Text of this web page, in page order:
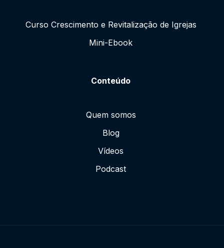
Curso Crescimento e Revitalização de Igrejas
Mini-Ebook
Conteúdo
Quem somos
Blog
Vídeos
Podcast